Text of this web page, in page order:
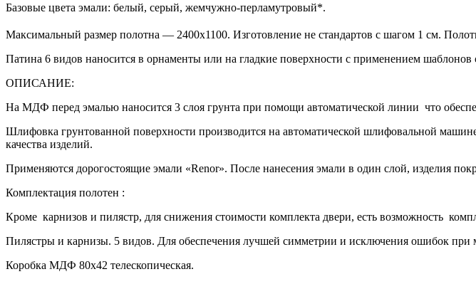
Базовые цвета эмали: белый, серый, жемчужно-перламутровый*.
Максимальный размер полотна — 2400х1100. Изготовление не стандартов с шагом 1 см.
Патина 6 видов наносится в орнаменты или на гладкие поверхности с применением
ОПИСАНИЕ:
На МДФ перед эмалью наносится 3 слоя грунта при помощи автоматической линии что
Шлифовка грунтованной поверхности производится на автоматической шлифовальной
качества изделий.
Применяются дорогостоящие эмали «Renor». После нанесения эмали в один слой, изделия
Комплектация полотен :
Кроме карнизов и пилястр, для снижения стоимости комплекта двери, есть возможность
Пилястры и карнизы. 5 видов. Для обеспечения лучшей симметрии и исключения ошибок при
Коробка МДФ 80х42 телескопическая.